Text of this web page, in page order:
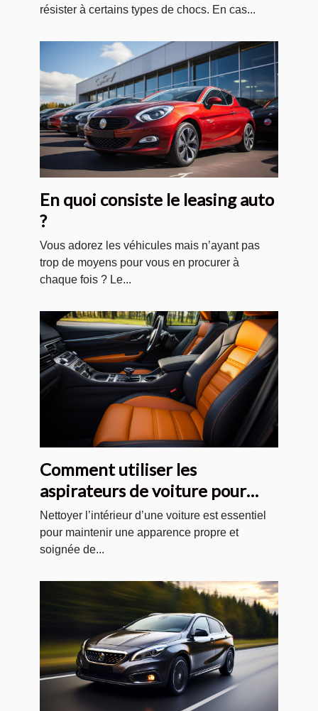
résister à certains types de chocs. En cas...
En quoi consiste le leasing auto
?
Vous adorez les véhicules mais n’ayant pas
trop de moyens pour vous en procurer à
chaque fois ? Le...
Comment utiliser les
aspirateurs de voiture pour
nettoyer correctement les
sièges, les tapis et les sols de
votre voiture ?
Nettoyer l’intérieur d’une voiture est essentiel
pour maintenir une apparence propre et
soignée de...